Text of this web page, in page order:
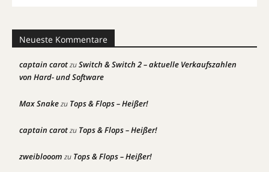
Neueste Kommentare
captain carotzuSwitch & Switch 2 – aktuelle Verkaufszahlen
von Hard- und Software
Max Snakezu Tops & Flops – Heißer!
captain carotzu Tops & Flops – Heißer!
zweiblooom zu Tops & Flops – Heißer!